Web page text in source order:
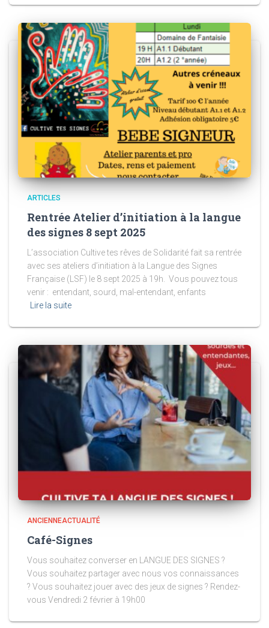
ARTICLES
Rentrée Atelier d’initiation à la langue
des signes 8 sept 2025
L’association Cultive tes rêves de Solidarité fait sa rentrée
avec ses ateliers d’initiation à la Langue des Signes
Française (LSF) le 8 sept 2025 à 19h. Vous pouvez tous
venir : entendant, sourd, mal-entendant, enfants
Lire la suite
ANCIENNEACTUALITÉ
Café-Signes
Vous souhaitez converser en LANGUE DES SIGNES ?
Vous souhaitez partager avec nous vos connaissances
? Vous souhaitez jouer avec des jeux de signes ? Rendez-
vous Vendredi 2 février à 19h00